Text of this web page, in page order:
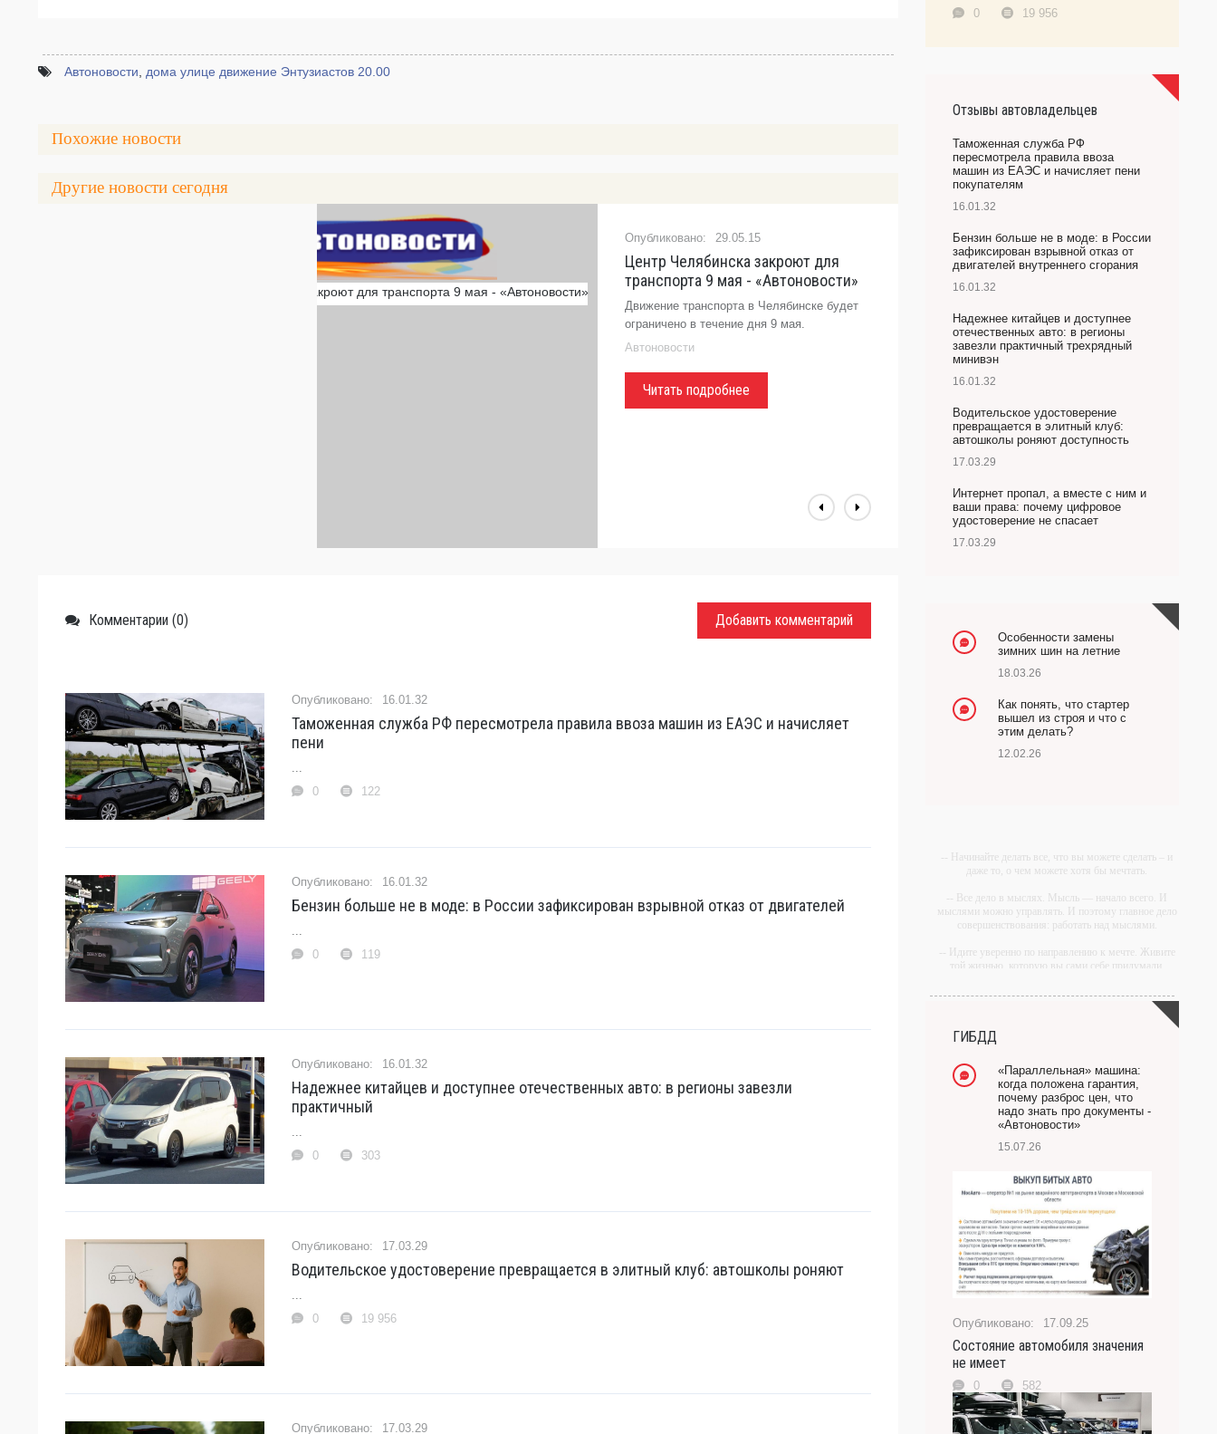
Автоновости дома улице движение Энтузиастов 20.00
Похожие новости
Другие новости сегодня
29.05.15
Центр Челябинска закроют для
транспорта 9 мая - «Автоновости»
Движение транспорта в Челябинске будет
ограничено в течение дня 9 мая.
Автоновости
Читать подробнее
Комментарии (0) Добавить комментарий
16.01.32
Таможенная служба РФ пересмотрела правила ввоза машин из ЕАЭС и начисляет
пени
...
0
122
16.01.32
Бензин больше не в моде: в России зафиксирован взрывной отказ от двигателей
...
0
119
16.01.32
Надежнее китайцев и доступнее отечественных авто: в регионы завезли
практичный
...
0
303
17.03.29
Водительское удостоверение превращается в элитный клуб: автошколы роняют
...
0
19 956
17.03.29
0 19 956
Отзывы автовладельцев
Таможенная служба РФ
пересмотрела правила ввоза
машин из ЕАЭС и начисляет пени
покупателям
16.01.32
Бензин больше не в моде: в России
зафиксирован взрывной отказ от
двигателей внутреннего сгорания
16.01.32
Надежнее китайцев и доступнее
отечественных авто: в регионы
завезли практичный трехрядный
минивэн
16.01.32
Водительское удостоверение
превращается в элитный клуб:
автошколы роняют доступность
17.03.29
Интернет пропал, а вместе с ним и
ваши права: почему цифровое
удостоверение не спасает
17.03.29
Особенности замены
зимних шин на летние
18.03.26
Как понять, что стартер
вышел из строя и что с
этим делать?
12.02.26
-- Начинайте делать все, что вы можете сделать – и
даже то, о чем можете хотя бы мечтать.
-- Все дело в мыслях. Мысль — начало всего. И
мыслями можно управлять. И поэтому главное дело
совершенствования: работать над мыслями.
-- Идите уверенно по направлению к мечте. Живите
той жизнью, которую вы сами себе придумали.
-- Самое большое богатство — это ум. Самая
большая нищета — глупость. Из всех страхов самый
-- Лучшее, что можно сделать с хорошим советом,
это пропустить его мимо ушей. Он никогда не бывает
полезен никому, кроме того, кто его дал.
-- Люблю давать советы и очень не люблю, когда их
дают мне.
ГИБДД
«Параллельная» машина:
когда положена гарантия,
почему разброс цен, что
надо знать про документы -
«Автоновости»
15.07.26
17.09.25
Состояние автомобиля значения
не имеет
0 582